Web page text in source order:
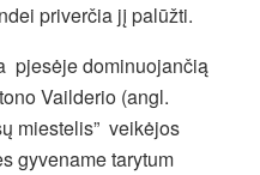
priverčia jį palūžti.
pjesėje dominuojančią
Vailderio (angl.
miestelis” veikėjos
gyvename tarytum